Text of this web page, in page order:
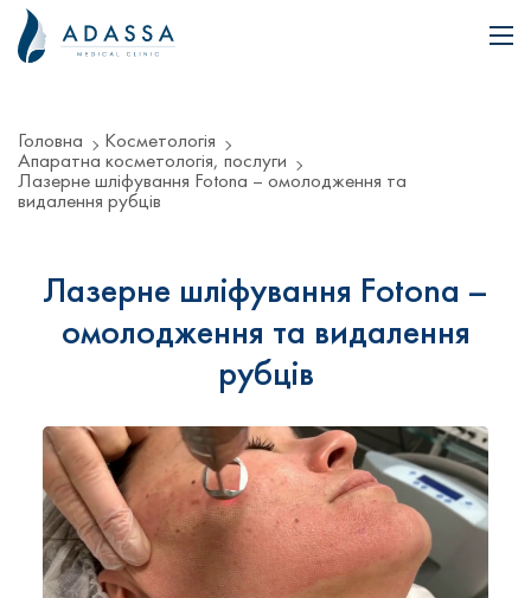
Головна
Косметологія
Апаратна косметологія, послуги
Лазерне шліфування Fotona – омолодження та
видалення рубців
Лазерне шліфування Fotona –
омолодження та видалення
рубців